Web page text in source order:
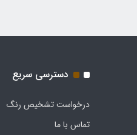
دسترسی سریع
درخواست تشخیص رنگ
تماس با ما